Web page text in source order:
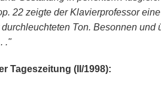
22 zeigte der Klavierprofessor
Ton. Besonnen und
."
Tageszeitung (II/1998):